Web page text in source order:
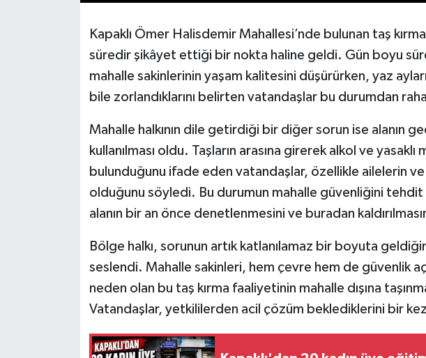
Kapaklı Ömer Halisdemir Mahallesi’nde bulunan taş kırma
süredir şikâyet ettiği bir nokta haline geldi. Gün boyu
mahalle sakinlerinin yaşam kalitesini düşürürken, yaz
bile zorlandıklarını belirten vatandaşlar bu durumdan
Mahalle halkının dile getirdiği bir diğer sorun ise alanın
kullanılması oldu. Taşların arasına girerek alkol ve
bulunduğunu ifade eden vatandaşlar, özellikle ailelerin
olduğunu söyledi. Bu durumun mahalle güvenliğini
alanın bir an önce denetlenmesini ve buradan
Bölge halkı, sorunun artık katlanılamaz bir boyuta
seslendi. Mahalle sakinleri, hem çevre hem de güvenlik
neden olan bu taş kırma faaliyetinin mahalle dışına
Vatandaşlar, yetkililerden acil çözüm beklediklerini bir